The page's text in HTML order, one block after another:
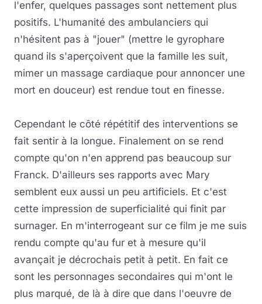
l'enfer, quelques passages sont nettement plus
positifs. L'humanité des ambulanciers qui
n'hésitent pas à "jouer" (mettre le gyrophare
quand ils s'aperçoivent que la famille les suit,
mimer un massage cardiaque pour annoncer une
mort en douceur) est rendue tout en finesse.
Cependant le côté répétitif des interventions se
fait sentir à la longue. Finalement on se rend
compte qu'on n'en apprend pas beaucoup sur
Franck. D'ailleurs ses rapports avec Mary
semblent eux aussi un peu artificiels. Et c'est
cette impression de superficialité qui finit par
surnager. En m'interrogeant sur ce film je me suis
rendu compte qu'au fur et à mesure qu'il
avançait je décrochais petit à petit. En fait ce
sont les personnages secondaires qui m'ont le
plus marqué, de là à dire que dans l'oeuvre de